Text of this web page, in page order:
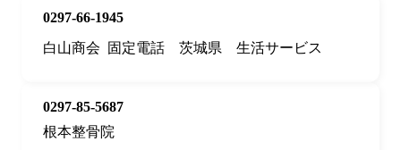
0297-66-1945
白山商会
固定電話 茨城県 生活サービス
0297-85-5687
根本整骨院